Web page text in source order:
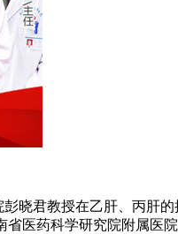
君教授在乙肝、丙肝的
医药科学研究院附属医